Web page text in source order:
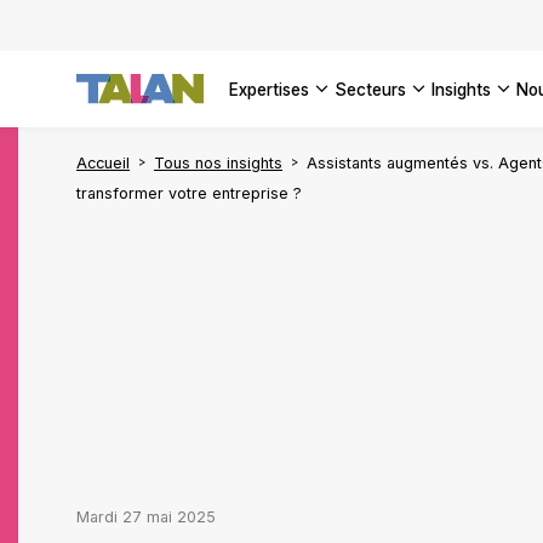
expertises secteurs insights
VOIR
VOIR
Accueil Tous nos insights
Assistants augmentés vs.
transformer votre entreprise ?
mardi 27 mai 2025